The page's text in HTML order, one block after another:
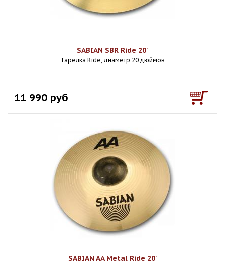
SABIAN SBR Ride 20'
Тарелка Ride, диаметр 20 дюймов
11 990 руб
SABIAN AA Metal Ride 20'